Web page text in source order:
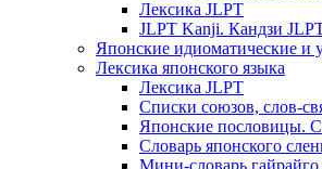
Лексика JLPT
JLPT Kanji. Кандзи
Японские идиоматические и
Лексика японского языка
Лексика JLPT
Списки союзов, слов-
Японские пословицы.
Словарь японского
Мини-словарь гайрайго